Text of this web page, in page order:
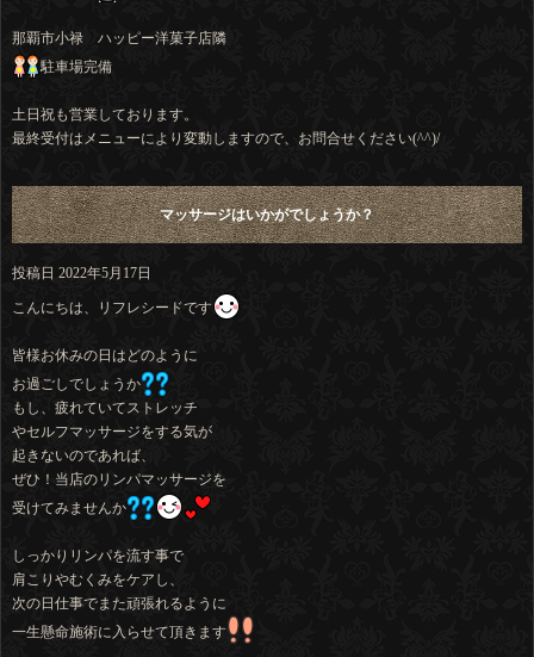
那覇市小禄 ハッピー洋菓子店隣
​​​​​​​駐車場完備
土日祝も営業しております。
最終受付はメニューにより変動しますので、お問合せください(^^)/
マッサージはいかがでしょうか？
投稿日 2022年5月17日
こんにちは、リフレシードです
皆様お休みの日はどのように
お過ごしでしょうか
もし、疲れていてストレッチ
やセルフマッサージをする気が
起きないのであれば、
ぜひ！当店のリンパマッサージを
受けてみませんか
しっかりリンパを流す事で
肩こりやむくみをケアし、
次の日仕事でまた頑張れるように
一生懸命施術に入らせて頂きます